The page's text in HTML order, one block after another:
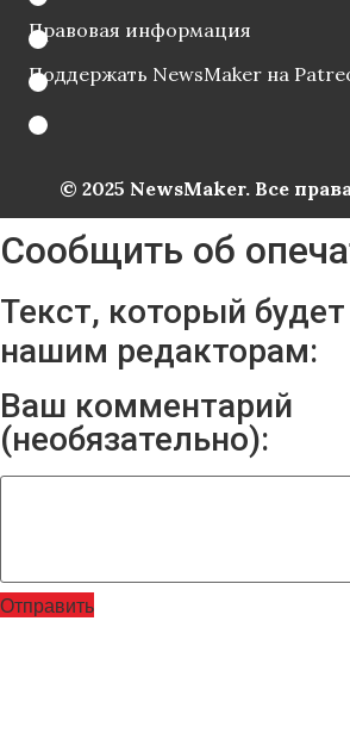
Правовая информация
Поддержать NewsMaker на
© 2025 NewsMaker. Все
Сообщить об
Текст, который
нашим редакторам:
Ваш комментарий
(необязательно):
Отправить